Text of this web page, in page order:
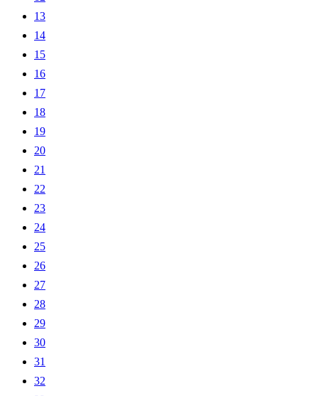
13
14
15
16
17
18
19
20
21
22
23
24
25
26
27
28
29
30
31
32